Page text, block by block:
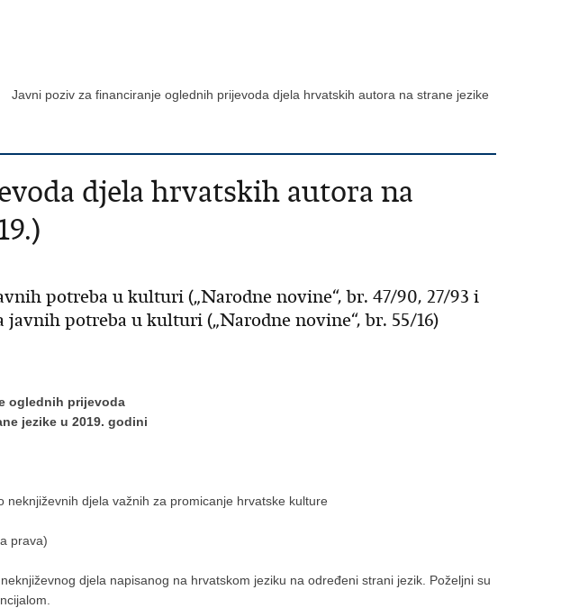
Javni poziv za financiranje oglednih prijevoda djela hrvatskih autora na strane jezike
djela hrvatskih autora na
potreba u kulturi („Narodne novine“, br. 47/90, 27/93 i
potreba u kulturi („Narodne novine“, br. 55/16)
oglednih prijevoda
jezike u 2019. godini
djela važnih za promicanje hrvatske kulture
prava)
djela napisanog na hrvatskom jeziku na određeni strani jezik. Poželjni su